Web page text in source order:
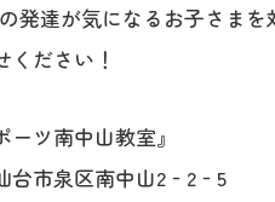
発達が気になるお子さま
ください！
ーツ南中山教室』
台市泉区南中山2‐2‐5